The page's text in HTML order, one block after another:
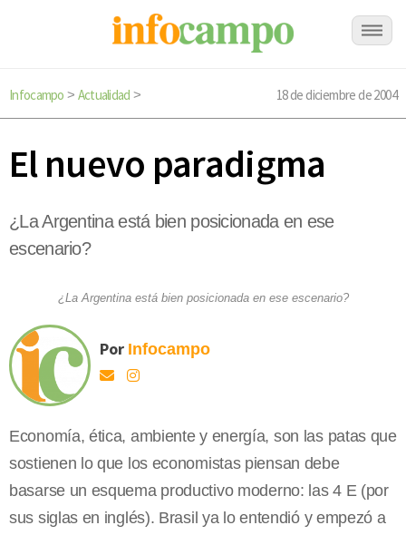
Infocampo > Actualidad > 18 de diciembre de 2004
El nuevo paradigma
¿La Argentina está bien posicionada en ese
escenario?
¿La Argentina está bien posicionada en ese escenario?
Por Infocampo
Economía, ética, ambiente y energía, son las patas que
sostienen lo que los economistas piensan debe
basarse un esquema productivo moderno: las 4 E (por
sus siglas en inglés). Brasil ya lo entendió y empezó a